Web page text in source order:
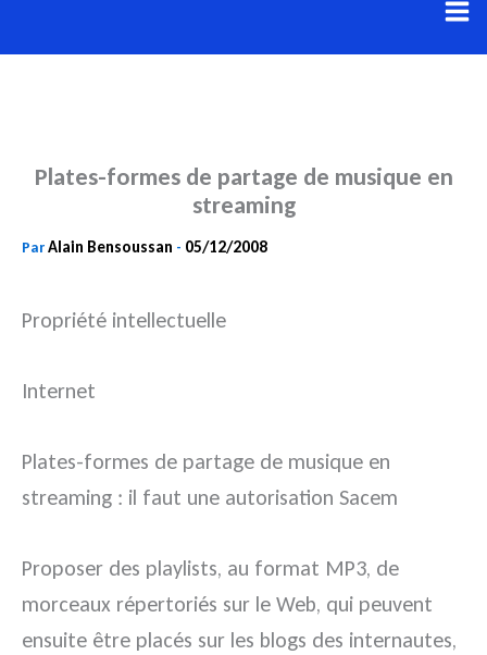
au
Plates-formes de partage de musique en
streaming
ParAlain Bensoussan - 05/12/2008
Propriété intellectuelle
Internet
Plates-formes de partage de musique en
streaming : il faut une autorisation Sacem
Proposer des playlists, au format MP3, de
morceaux répertoriés sur le Web, qui peuvent
ensuite être placés sur les blogs des internautes,